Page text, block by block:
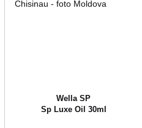
Wella SP
Sp Luxe Oil 30ml